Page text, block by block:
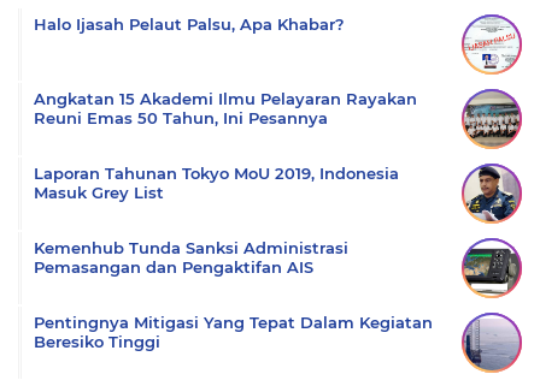
Halo Ijasah Pelaut Palsu, Apa Khabar?
Angkatan 15 Akademi Ilmu Pelayaran Rayakan
Reuni Emas 50 Tahun, Ini Pesannya
Laporan Tahunan Tokyo MoU 2019, Indonesia
Masuk Grey List
Kemenhub Tunda Sanksi Administrasi
Pemasangan dan Pengaktifan AIS
Pentingnya Mitigasi Yang Tepat Dalam Kegiatan
Beresiko Tinggi